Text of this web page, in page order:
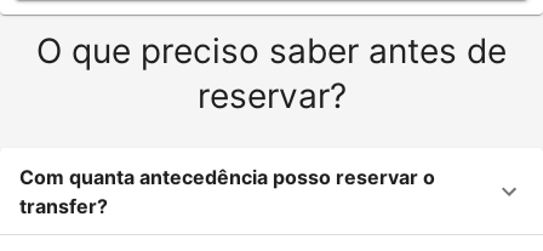
O que preciso saber antes de
reservar?
Com quanta antecedência posso reservar o
transfer?